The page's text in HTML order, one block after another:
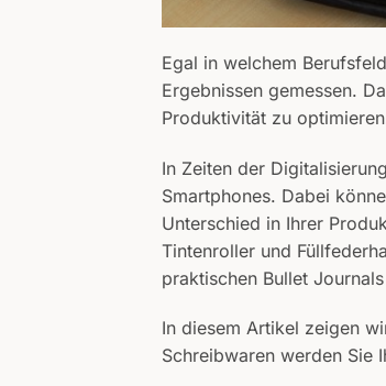
Egal in welchem
Ergebnissen gemessen.
Produktivität zu
In Zeiten der
Smartphones. Dabei
Unterschied in Ihrer
Tintenroller und
praktischen Bullet
In diesem Artikel zeigen
Schreibwaren werden Sie